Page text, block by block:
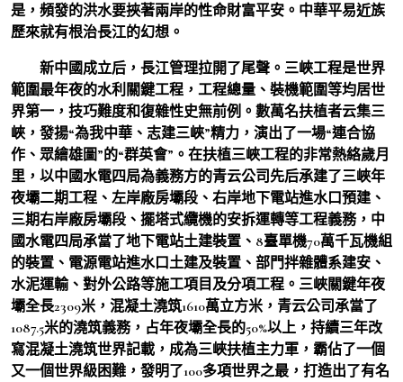
是，頻發的洪水要挾著兩岸的性命財富平安。中華平易近族
歷來就有根治長江的幻想。
新中國成立后，長江管理拉開了尾聲。三峽工程是世界
範圍最年夜的水利關鍵工程，工程總量、裝機範圍等均居世
界第一，技巧難度和復雜性史無前例。數萬名扶植者云集三
峽，發揚“為我中華、志建三峽”精力，演出了一場“連合協
作、眾繪雄圖”的“群英會”。在扶植三峽工程的非常熱絡歲月
里，以中國水電四局為義務方的青云公司先后承建了三峽年
夜壩二期工程、左岸廠房壩段、右岸地下電站進水口預建、
三期右岸廠房壩段、擺塔式纜機的安拆運轉等工程義務，中
國水電四局承當了地下電站土建裝置、8臺單機70萬千瓦機組
的裝置、電源電站進水口土建及裝置、部門拌雜體系建安、
水泥運輸、對外公路等施工項目及分項工程。三峽關鍵年夜
壩全長2309米，混凝土澆筑1610萬立方米，青云公司承當了
1087.5米的澆筑義務，占年夜壩全長的50%以上，持續三年改
寫混凝土澆筑世界記載，成為三峽扶植主力軍，霸佔了一個
又一個世界級困難，發明了100多項世界之最，打造出了有名